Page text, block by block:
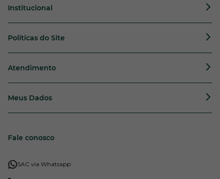
Institucional
Políticas do Site
Atendimento
Meus Dados
Fale conosco
SAC via Whatsapp